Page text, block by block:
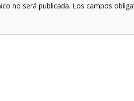
no será publicada. Los campos